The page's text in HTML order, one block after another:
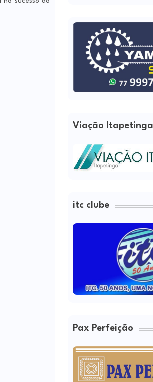
Viação Itapetinga
itc clube
Pax Perfeição